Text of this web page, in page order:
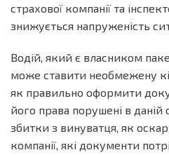
страхової компанії та
знижується напруженість
Водій, який є власником
може ставити необмежену
як правильно оформити
його права порушені в даній
збитки з винуватця, як
компанії, які документи